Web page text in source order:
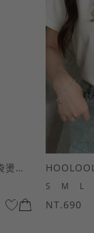
HOOLOOLOO聯名-口袋燙金KUKU熊短袖上衣
S M L
NT.690